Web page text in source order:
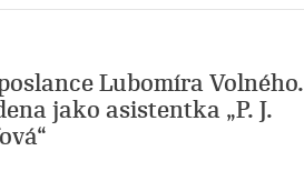
Lubomíra Volného.
jako asistentka „P. J.